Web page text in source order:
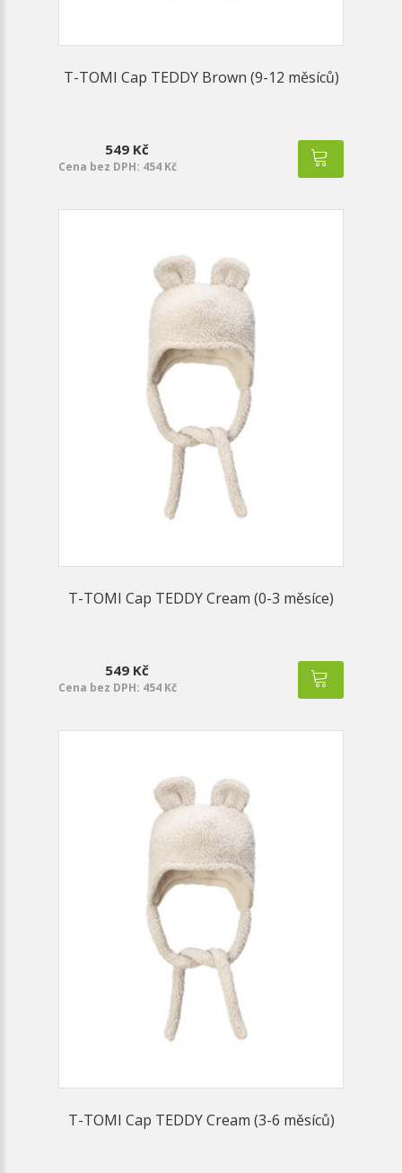
T-TOMI Cap TEDDY Brown (9-12 měsíců)
549 Kč
Cena bez DPH: 454 Kč
T-TOMI Cap TEDDY Cream (0-3 měsíce)
549 Kč
Cena bez DPH: 454 Kč
T-TOMI Cap TEDDY Cream (3-6 měsíců)